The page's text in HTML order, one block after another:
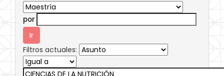
por
Filtros actuales: